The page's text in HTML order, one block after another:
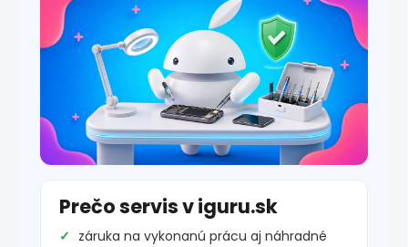
Prečo servis v iguru.sk
záruka na vykonanú prácu aj náhradné